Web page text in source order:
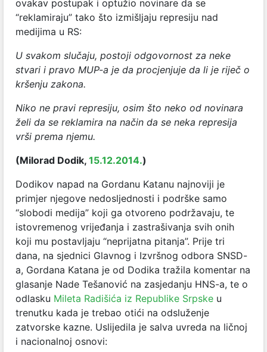
ovakav postupak i optužio novinare da se
“reklamiraju” tako što izmišljaju represiju nad
medijima u RS:
U svakom slučaju, postoji odgovornost za neke
stvari i pravo MUP-a je da procjenjuje da li je riječ o
kršenju zakona.
Niko ne pravi represiju, osim što neko od novinara
želi da se reklamira na način da se neka represija
vrši prema njemu.
(Milorad Dodik, 15.12.2014.)
Dodikov napad na Gordanu Katanu najnoviji je
primjer njegove nedosljednosti i podrške samo
“slobodi medija” koji ga otvoreno podržavaju, te
istovremenog vrijeđanja i zastrašivanja svih onih
koji mu postavljaju “neprijatna pitanja”. Prije tri
dana, na sjednici Glavnog i Izvršnog odbora SNSD-
a, Gordana Katana je od Dodika tražila komentar na
glasanje Nade Tešanović na zasjedanju HNS-a, te o
odlasku Mileta Radišića iz Republike Srpske u
trenutku kada je trebao otići na odsluženje
zatvorske kazne. Uslijedila je salva uvreda na ličnoj
i nacionalnoj osnovi: